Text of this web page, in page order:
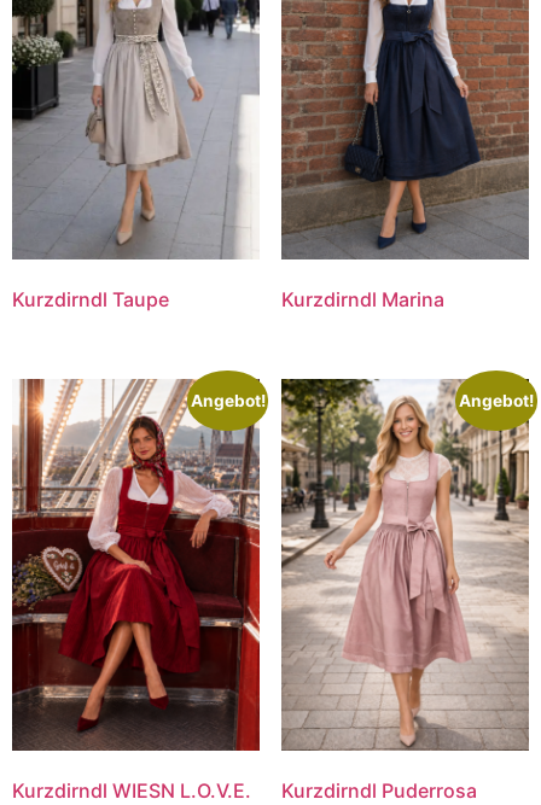
Kurzdirndl Taupe Kurzdirndl Marina
Angebot!
Kurzdirndl WIESN L.O.V.E.
Angebot!
Kurzdirndl Puderrosa